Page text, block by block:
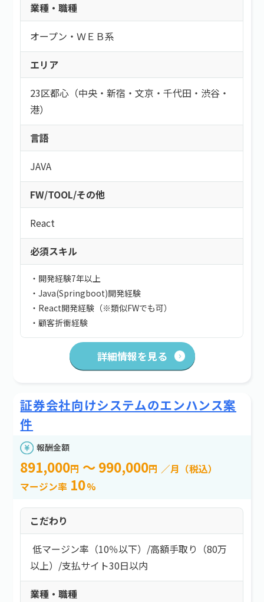
業種・職種
オープン・ＷＥＢ系
エリア
23区都心（中央・新宿・文京・千代田・渋谷・
港）
言語
JAVA
FW/TOOL/その他
React
必須スキル
・開発経験7年以上
・Java(Springboot)開発経験
・React開発経験（※類似FWでも可）
・顧客折衝経験
詳細情報を見る
証券会社向けシステムのエンハンス案
件
報酬金額
891,000円 ～ 990,000円 ／月（税込）
マージン率 10%
こだわり
低マージン率（10％以下） /高額手取り（80万
以上） /支払サイト30日以内
業種・職種